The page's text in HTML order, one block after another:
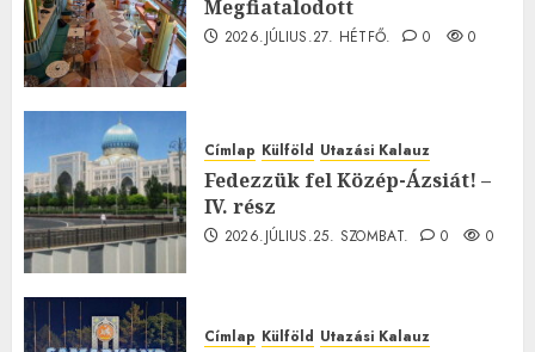
Megfiatalodott
2026.JÚLIUS.27. HÉTFŐ. 0 0
Címlap Külföld Utazási Kalauz
Fedezzük fel Közép-Ázsiát! –
IV. rész
2026.JÚLIUS.25. SZOMBAT. 0 0
Címlap Külföld Utazási Kalauz